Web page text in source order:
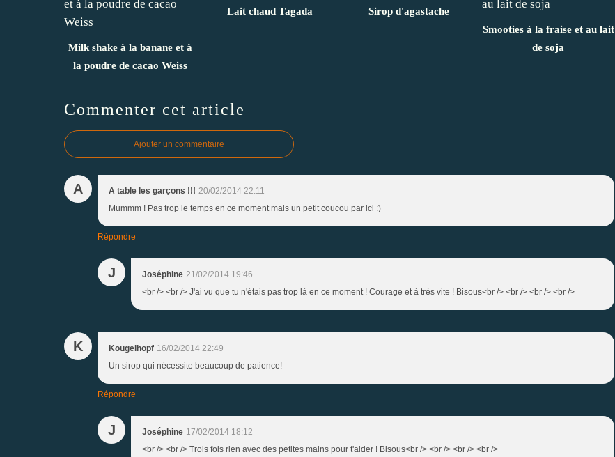
Milk shake à la banane et à
la poudre de cacao Weiss
Lait chaud Tagada
Sirop d'agastache
Smooties à la fraise et au lait
de soja
Commenter cet article
Ajouter un commentaire
A A table les garçons !!! 20/02/2014 22:11
Mummm ! Pas trop le temps en ce moment mais un petit coucou par ici :)
Répondre
J Joséphine 21/02/2014 19:46
<br /> <br /> J'ai vu que tu n'étais pas trop là en ce moment ! Courage et à très vite ! Bisous<br /> <br /> <br /> <br />
K Kougelhopf 16/02/2014 22:49
Un sirop qui nécessite beaucoup de patience!
Répondre
J Joséphine 17/02/2014 18:12
<br /> <br /> Trois fois rien avec des petites mains pour t'aider ! Bisous<br /> <br /> <br /> <br />